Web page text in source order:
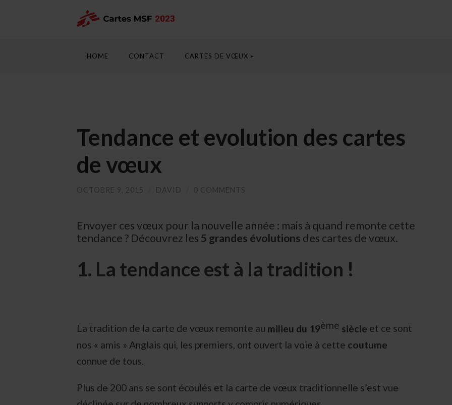
HOME CONTACT CARTES DE VŒUX »
Tendance et evolution des cartes
de vœux
OCTOBRE 9, 2015 DAVID 0 COMMENTS
Envoyer ces vœux pour la nouvelle année : mais à quand remonte cette
tendance ? Découvrez les 5 grandes évolutions des cartes de vœux.
1. La tendance est à la tradition !
La tradition de la carte de vœux remonte au milieu du 19ème siècle et ce sont
nos « amis » Anglais qui, les premiers, ont ouvert la voie à cette coutume
connue de tous.
Plus de 200 ans se sont écoulés et la carte de vœux traditionnelle s’est vue